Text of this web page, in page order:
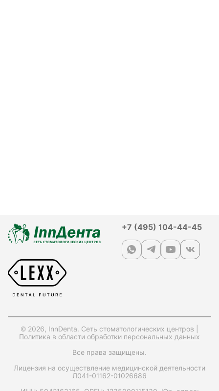
+7 (495) 104-44-45
© 2026, InnDenta. Сеть стоматологических центров |
Политика в области обработки персональных данных
Все права защищены.
Лицензия на осуществление медицинской деятельности
Л041-01162-01026686